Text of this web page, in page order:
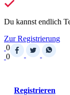
Du kannst endlich
Zur Registrierung
0
0
Registrieren